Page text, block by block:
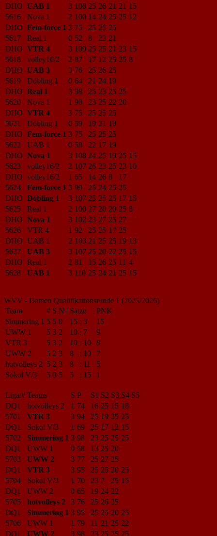
DHO UAB 1 3 108 25 26 21 21 15
5616
Nova 1 2 100 14 24 25 25 12
DHO Fem-force 1 3 75 25 25 25
5617
Real 1 0 52 8 23 21
DHO VTR 4 3 109 25 25 21 23 15
5618
volley16/2 2 87 17 12 25 25 8
DHO UAB 3 3 76 25 26 25
5619
Döbling 1 0 64 21 24 19
DHO Real 1 3 98 25 23 25 25
5620
Nova 1 1 90 23 25 22 20
DHO VTR 4 3 75 25 25 25
5621
Döbling 1 0 59 19 21 19
DHO Fem-force 1 3 75 25 25 25
5622
UAB 1 0 58 22 17 19
DHO Nova 1 3 108 24 25 19 25 15
5623
volley16/2 2 107 26 23 25 23 10
DHO volley16/2 1 65 14 26 8
17
5624
Fem-force 1 3 99 25 24 25 25
DHO Döbling 1 3 107 25 25 25 17 15
5625
Real 1 2 100 27 20 20 25 8
DHO Nova 1 3 102 23 27 25 27
5626
VTR 4 1 92 25 25 17 25
DHO UAB 1 2 103 21 25 25 19 13
5627
UAB 3 3 107 25 20 22 25 15
DHO Real 1 2 81 15 26 25 11 4
5628
UAB 1 3 110 25 24 21 25 15
WVV - Damen Qualifikationsrunde 1 (2025/2026)
Team
# S N | Sätze | PNK
Simmering 1 5 5 0 15 : 3
15
UWW 1
5 3 2 10 : 7
9
VTR 3
5 3 2 10 : 10
8
UWW 2
5 2 3 8 : 10
7
hotvolleys 2 5 2 3 8 : 11
5
Sokol V/3
5 0 5 5 : 15 1
Liga/# Teams S P S1 S2 S3 S4 S5
DQ1
hotvolleys 2 1 74 16 25 15 18
5701
VTR 3 3 94 25 19 25 25
DQ1
Sokol V/3 1 69 25 17 12 15
5702
Simmering 1 3 98 23 25 25 25
DQ1
UWW 1 0 58 13 25 20
5703
UWW 2 3 77 25 27 25
DQ1
VTR 3 3 95 25 25 20 25
5704
Sokol V/3 1 70 23 7 25 15
DQ1
UWW 2 0 65 19 24 22
5705
hotvolleys 2 3 76 25 26 25
DQ1
Simmering 1 3 95 25 25 20 25
5706
UWW 1 1 79 11 21 25 22
DQ1
UWW 2 3 98 23 25 25 25